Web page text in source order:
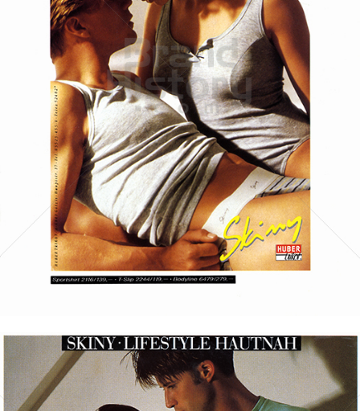
Skiny Skiny Bodywear GmbH 1988